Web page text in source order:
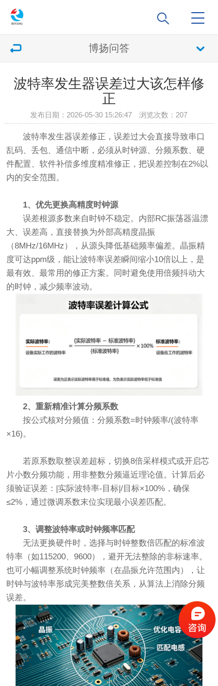
博扬问答
波特率发生器误差过大该怎样修
正
发布日期：2026-05-30 15:26:47 浏览次数： 207
波特率发生器误差修正，误差过大会直接导致串口
乱码、丢包、通信中断，必须从时钟源、分频系数、硬
件配置、软件补偿多维度精准修正，把误差控制在2%以
内的安全范围。
1、优先更换高精度时钟源
误差根源多数来自时钟不稳定。内部RC振荡器温漂
大、误差高，直接替换为外部高精度晶振
（8MHz/16MHz），从源头降低基础频率偏差。晶振精
度可达ppm级，能让波特率误差瞬间缩小10倍以上，是
最有效、最常用的修正方案。同时避免使用倍频抖动大
的时钟，减少频率波动。
2、重新精准计算分频系数
按公式核对分频值：分频系数=时钟频率/(波特率
×16)。
若原系数取整误差超标，切换8倍采样模式或开启芯
片小数分频功能，用非整数分频逼近理论值。计算后必
须验证误差：|实际波特率-目标|/目标×100%，确保
≤2%，通过微调系数末位实现最小误差匹配。
3、调整波特率或时钟频率匹配
无法更换硬件时，选择与时钟整数倍匹配的标准波
特率（如115200、9600），避开无法整除的非标速率。
也可小幅调整系统时钟频率（在晶振允许范围内），让
时钟与波特率形成完美整数倍关系，从算法上消除分频
误差。